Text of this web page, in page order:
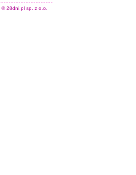
© 28dni.pl sp. z o.o.